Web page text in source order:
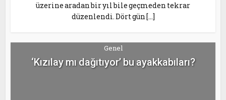
üzerine aradan bir yıl bile geçmeden tekrar
düzenlendi. Dört gün […]
Genel
‘Kızılay mı dağıtıyor’ bu ayakkabıları?